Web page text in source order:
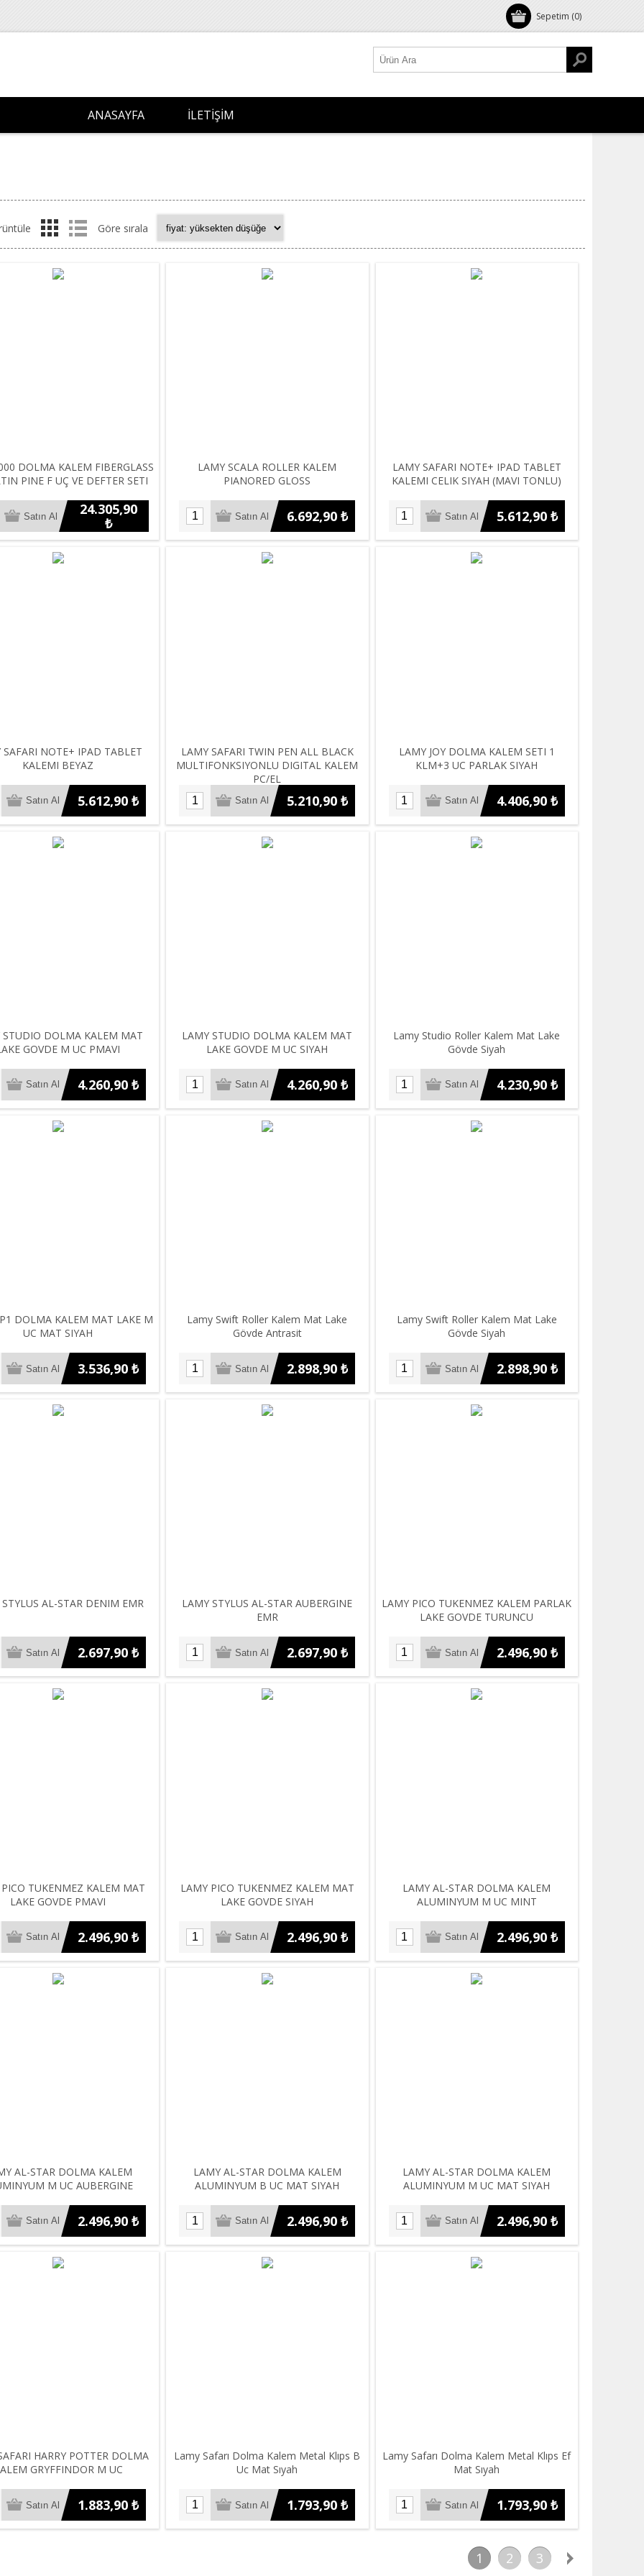
Sepetim (0)
ANASAYFA İLETIŞIM
Göre sırala
DOLMA KALEM FIBERGLASS
PINE F UÇ VE DEFTER SETI
24.305,90
₺
LAMY SCALA ROLLER KALEM
PIANORED GLOSS
6.692,90 ₺
LAMY SAFARI NOTE+ IPAD TABLET
KALEMI CELIK SIYAH (MAVI TONLU)
5.612,90 ₺
SAFARI NOTE+ IPAD TABLET
KALEMI BEYAZ
5.612,90 ₺
LAMY SAFARI TWIN PEN ALL BLACK
MULTIFONKSIYONLU DIGITAL KALEM
PC/EL
5.210,90 ₺
LAMY JOY DOLMA KALEM SETI 1
KLM+3 UC PARLAK SIYAH
4.406,90 ₺
STUDIO DOLMA KALEM MAT
GOVDE M UC PMAVI
4.260,90 ₺
LAMY STUDIO DOLMA KALEM MAT
LAKE GOVDE M UC SIYAH
4.260,90 ₺
Lamy Studio Roller Kalem Mat Lake
Gövde Siyah
4.230,90 ₺
DOLMA KALEM MAT LAKE M
UC MAT SIYAH
3.536,90 ₺
Lamy Swift Roller Kalem Mat Lake
Gövde Antrasit
2.898,90 ₺
Lamy Swift Roller Kalem Mat Lake
Gövde Siyah
2.898,90 ₺
AL-STAR DENIM EMR
2.697,90 ₺
LAMY STYLUS AL-STAR AUBERGINE
EMR
2.697,90 ₺
LAMY PICO TUKENMEZ KALEM PARLAK
LAKE GOVDE TURUNCU
2.496,90 ₺
TUKENMEZ KALEM MAT
LAKE GOVDE PMAVI
2.496,90 ₺
LAMY PICO TUKENMEZ KALEM MAT
LAKE GOVDE SIYAH
2.496,90 ₺
LAMY AL-STAR DOLMA KALEM
ALUMINYUM M UC MINT
2.496,90 ₺
AL-STAR DOLMA KALEM
M UC AUBERGINE
2.496,90 ₺
LAMY AL-STAR DOLMA KALEM
ALUMINYUM B UC MAT SIYAH
2.496,90 ₺
LAMY AL-STAR DOLMA KALEM
ALUMINYUM M UC MAT SIYAH
2.496,90 ₺
HARRY POTTER DOLMA
GRYFFINDOR M UC
1.883,90 ₺
Lamy Safarı Dolma Kalem Metal Klıps B
Uc Mat Sıyah
1.793,90 ₺
Lamy Safarı Dolma Kalem Metal Klıps Ef
Mat Sıyah
1.793,90 ₺
1 2 3